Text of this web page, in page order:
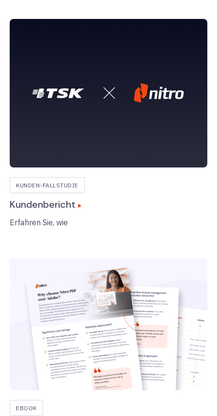
KUNDEN-FALLSTUDIE
Kundenbericht
Erfahren Sie, wie
EBOOK